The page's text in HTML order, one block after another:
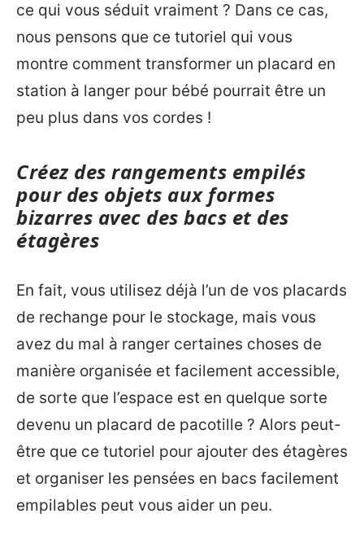
ce qui vous séduit vraiment ? Dans ce cas,
nous pensons que ce tutoriel qui vous
montre comment transformer un placard en
station à langer pour bébé pourrait être un
peu plus dans vos cordes !
Créez des rangements empilés
pour des objets aux formes
bizarres avec des bacs et des
étagères
En fait, vous utilisez déjà l’un de vos placards
de rechange pour le stockage, mais vous
avez du mal à ranger certaines choses de
manière organisée et facilement accessible,
de sorte que l’espace est en quelque sorte
devenu un placard de pacotille ? Alors peut-
être que ce tutoriel pour ajouter des étagères
et organiser les pensées en bacs facilement
empilables peut vous aider un peu.